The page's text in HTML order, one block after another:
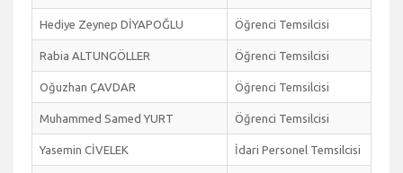
Hediye Zeynep DİYAPOĞLU Öğrenci Temsilcisi
Rabia ALTUNGÖLLER Öğrenci Temsilcisi
Oğuzhan ÇAVDAR Öğrenci Temsilcisi
Muhammed Samed YURT Öğrenci Temsilcisi
Yasemin CİVELEK İdari Personel Temsilcisi